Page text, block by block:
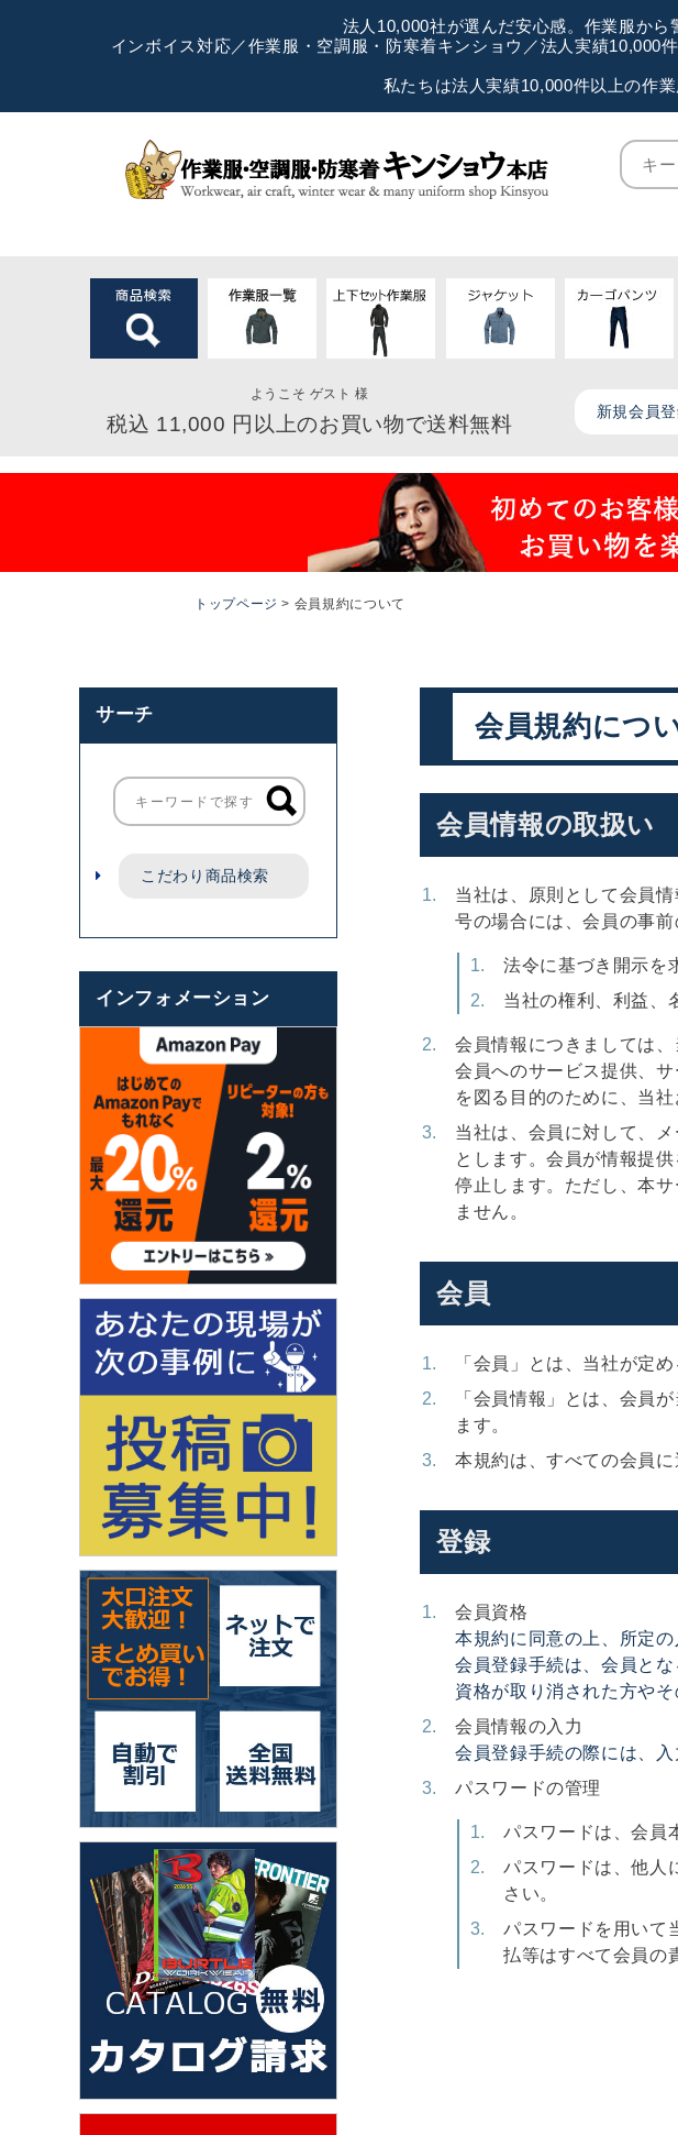
法人10,000社が選んだ安心感。作業服か
インボイス対応／作業服・空調服・防寒着キンショウ／法人実績
私たちは法人実績10,000件以上の作
ようこそ ゲスト 様
税込 11,000 円以上のお買い物で送料無料
新規会員
トップページ 会員規約について
サーチ
こだわり商品検索
インフォメーション
会員規約につ
会員情報の取扱い
当社は、原則として会員
号の場合には、会員の事
法令に基づき開示を
当社の権利、利益、
会員情報につきましては
会員へのサービス提供、
を図る目的のために、当
当社は、会員に対して、
とします。会員が情報提
停止します。ただし、本
ません。
会員
「会員」とは、当社が定
「会員情報」とは、会員
ます。
本規約は、すべての会員
登録
会員資格
本規約に同意の上、所定
会員登録手続は、会員と
資格が取り消された方や
会員情報の入力
会員登録手続の際には、
パスワードの管理
パスワードは、会員
パスワードは、他人
さい。
パスワードを用いて
払等はすべて会員の